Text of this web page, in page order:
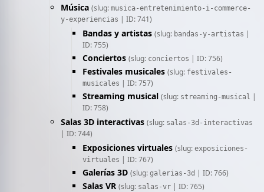
Música (slug: musica-entretenimiento-i-commerce-
y-experiencias | ID: 741)
Bandas y artistas (slug: bandas-y-artistas |
ID: 755)
Conciertos (slug: conciertos | ID: 756)
Festivales musicales (slug: festivales-
musicales | ID: 757)
Streaming musical (slug: streaming-musical |
ID: 758)
Salas 3D interactivas (slug: salas-3d-interactivas
| ID: 744)
Exposiciones virtuales (slug: exposiciones-
virtuales | ID: 767)
Galerías 3D (slug: galerias-3d | ID: 766)
Salas VR (slug: salas-vr | ID: 765)